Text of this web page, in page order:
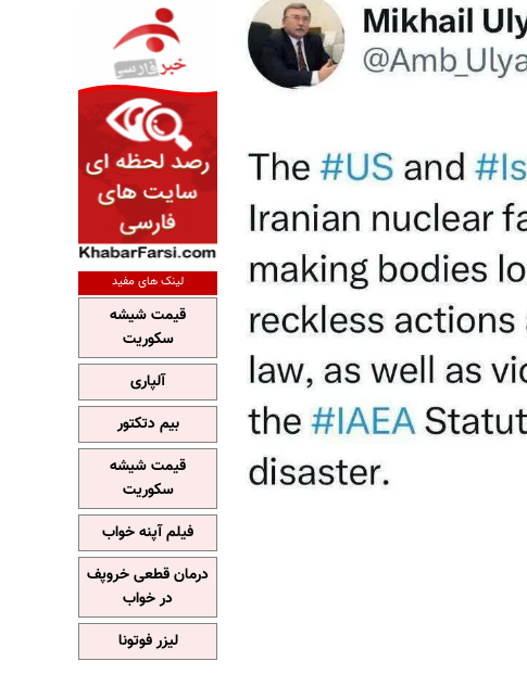
لینک های مفید
قیمت شیشه
سکوریت
آلپاری
بیم دتکتور
قیمت شیشه
سکوریت
فیلم آپنه خواب
درمان قطعی خروپف
در خواب
لیزر فوتونا